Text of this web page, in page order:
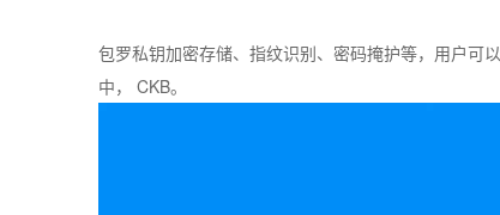
包罗私钥加密存储、指纹识别、密码掩护等，用户可
中， CKB。